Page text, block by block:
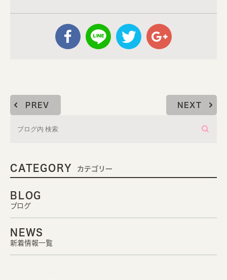
PREV NEXT
CATEGORY カテゴリー
BLOG
ブログ
NEWS
新着情報一覧